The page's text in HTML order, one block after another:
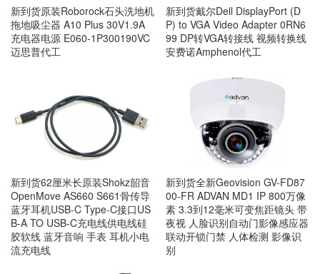
新到货原装Roborock石头洗地机
拖地吸尘器 A10 Plus 30V1.9A
充电器电源 E060-1P300190VC
迈思普代工
新到货戴尔Dell DisplayPort (D
P) to VGA Video Adapter 0RN6
99 DP转VGA转接线 视频转换线
安费诺Amphenol代工
新到货62厘米长原装Shokz韶音
OpenMove AS660 S661骨传导
蓝牙耳机USB-C Type-C接口US
B-A TO USB-C充电线供电线硅
胶软线 蓝牙音响 手表 耳机小电
流充电线
新到货全新Geovision GV-FD87
00-FR ADVAN MD1 IP 800万像
素 3.3到12毫米可变焦距镜头 带
夜视 人脸识别自动门影像感应器
联动开锁门禁 人体检测 影像识
别